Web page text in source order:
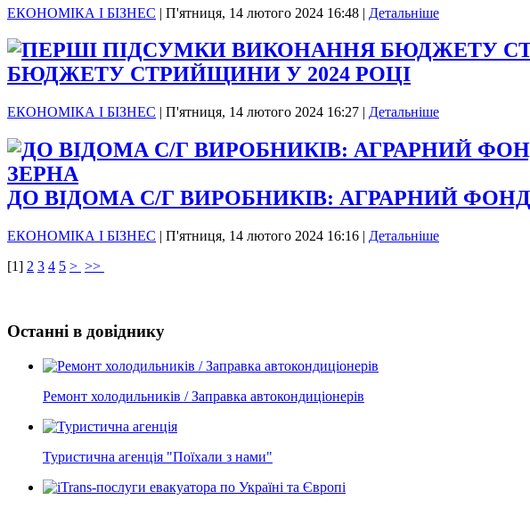
ЕКОНОМІКА І БІЗНЕС | П'ятниця, 14 лютого 2024 16:48 | Детальніше
БЮДЖЕТУ СТРИЙЩИНИ У 2024 РОЦІ
ЕКОНОМІКА І БІЗНЕС | П'ятниця, 14 лютого 2024 16:27 | Детальніше
ДО ВІДОМА С/Г ВИРОБНИКІВ: АГРАРНИЙ
ЕКОНОМІКА І БІЗНЕС | П'ятниця, 14 лютого 2024 16:16 | Детальніше
[1] 2 3 4 5 > >>
Останні в довіднику
Ремонт холодильників / Заправка автокондиціонерів
Туристична агенція "Поїхали з нами"